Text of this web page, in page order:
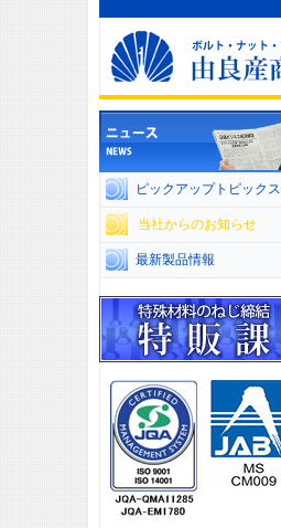
ピックアップトピックス
当社からのお知らせ
最新製品情報